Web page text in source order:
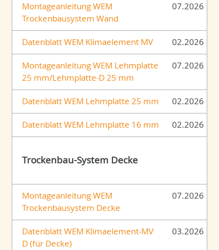
Montageanleitung WEM
Trockenbausystem Wand
07.2026
Datenblatt WEM Klimaelement MV 02.2026
Montageanleitung WEM Lehmplatte
25 mm/Lehmplatte-D 25 mm
07.2026
Datenblatt WEM Lehmplatte 25 mm 02.2026
Datenblatt WEM Lehmplatte 16 mm 02.2026
Trockenbau-System Decke
Montageanleitung WEM
Trockenbausystem Decke
07.2026
Datenblatt WEM Klimaelement-MV
D (für Decke)
03.2026